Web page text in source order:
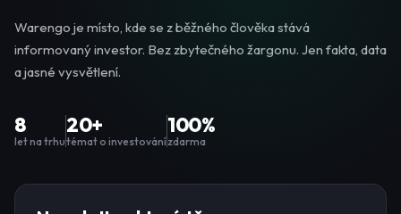
Warengo je místo, kde se z běžného člověka stává
informovaný investor. Bez zbytečného žargonu. Jen fakta, data
a jasné vysvětlení.
8
let na trhu
20+
témat o investování
100%
zdarma